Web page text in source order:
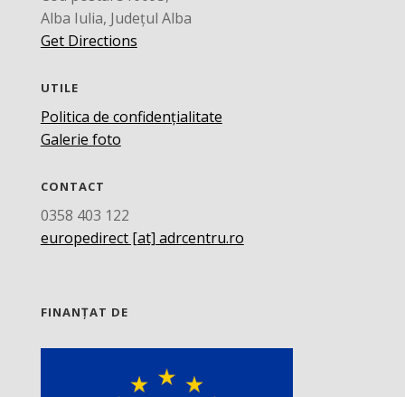
Alba Iulia, Județul Alba
Get Directions
UTILE
Politica de confidențialitate
Galerie foto
CONTACT
0358 403 122
europedirect [at] adrcentru.ro
FINANȚAT DE